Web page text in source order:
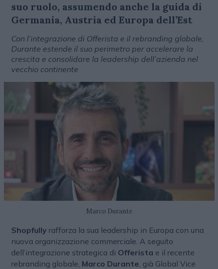
suo ruolo, assumendo anche la guida di
Germania, Austria ed Europa dell’Est
Con l’integrazione di Offerista e il rebranding globale,
Durante estende il suo perimetro per accelerare la
crescita e consolidare la leadership dell’azienda nel
vecchio continente
Marco Durante
Shopfullyrafforza la sua leadership in Europa con una
nuova organizzazione commerciale. A seguito
dell’integrazione strategica di Offerista e il recente
rebranding globale, Marco Durante , già Global Vice